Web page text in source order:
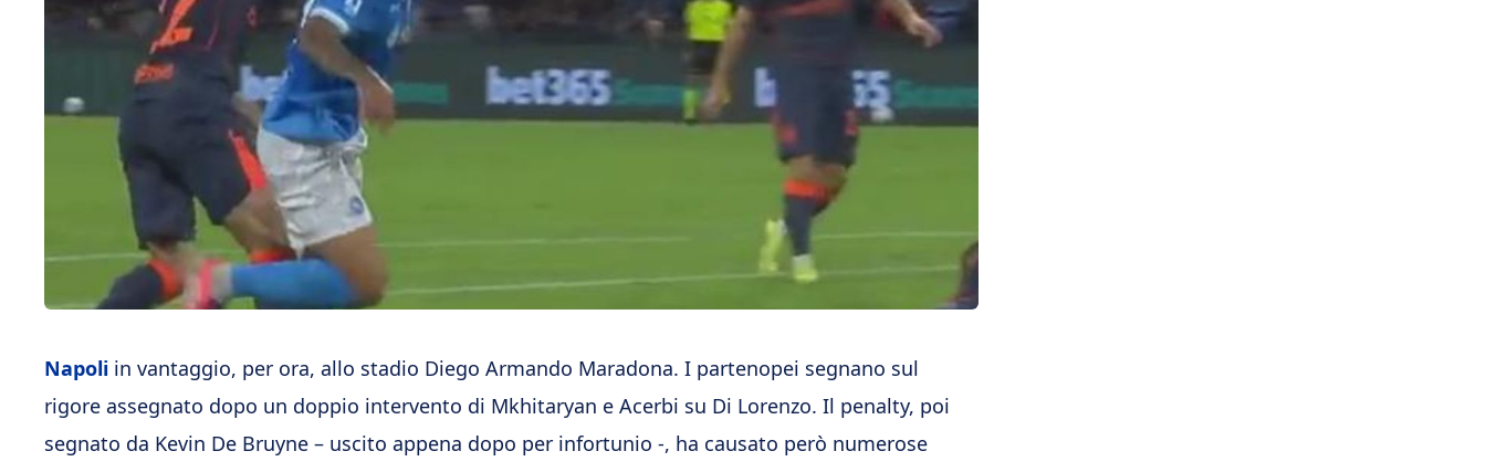
Napoli in vantaggio, per ora, allo stadio Diego Armando Maradona. I partenopei segnano sul
rigore assegnato dopo un doppio intervento di Mkhitaryan e Acerbi su Di Lorenzo. Il penalty, poi
segnato da Kevin De Bruyne – uscito appena dopo per infortunio -, ha causato però numerose